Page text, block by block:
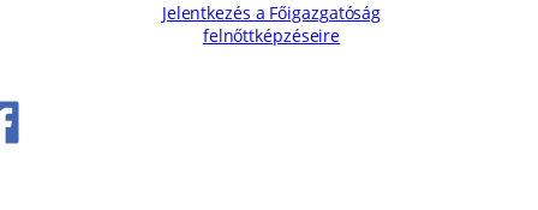
Jelentkezés a Főigazgatóság
felnőttképzéseire